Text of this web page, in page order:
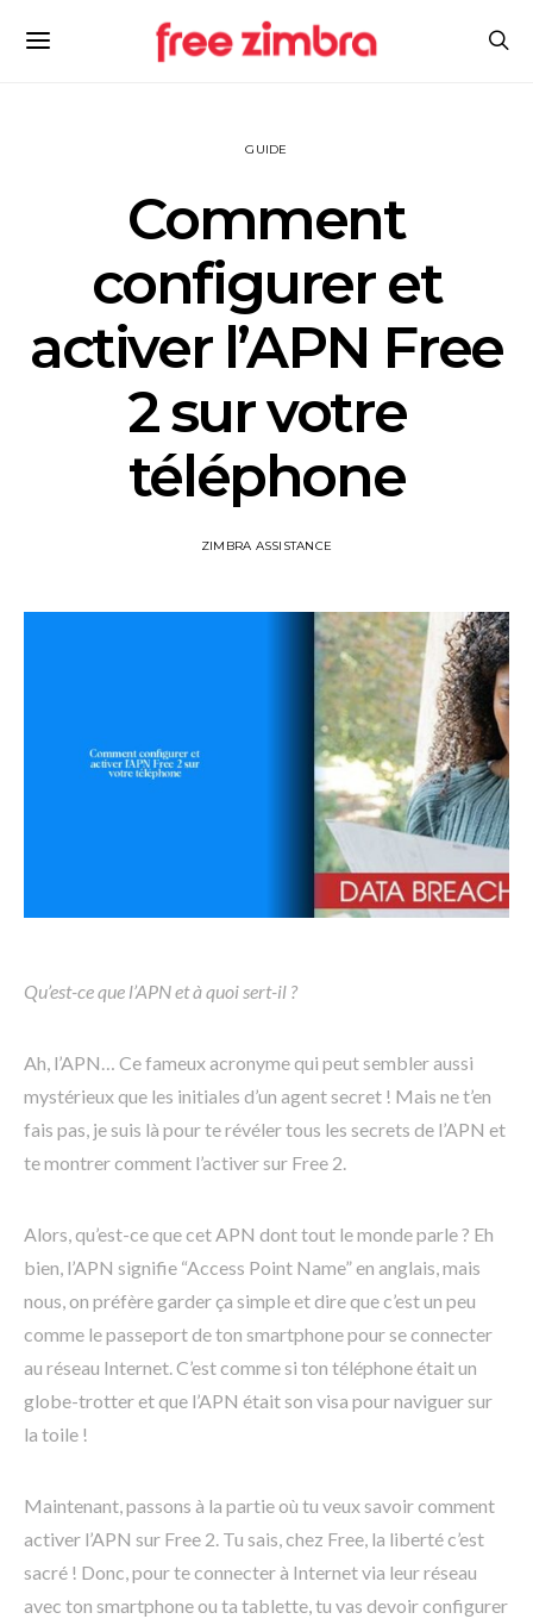
GUIDE
Comment
configurer et
activer l’APN Free
2 sur votre
téléphone
ZIMBRA ASSISTANCE
Qu’est-ce que l’APN et à quoi sert-il ?
Ah, l’APN… Ce fameux acronyme qui peut sembler aussi
mystérieux que les initiales d’un agent secret ! Mais ne t’en
fais pas, je suis là pour te révéler tous les secrets de l’APN et
te montrer comment l’activer sur Free 2.
Alors, qu’est-ce que cet APN dont tout le monde parle ? Eh
bien, l’APN signifie “Access Point Name” en anglais, mais
nous, on préfère garder ça simple et dire que c’est un peu
comme le passeport de ton smartphone pour se connecter
au réseau Internet. C’est comme si ton téléphone était un
globe-trotter et que l’APN était son visa pour naviguer sur
la toile !
Maintenant, passons à la partie où tu veux savoir comment
activer l’APN sur Free 2. Tu sais, chez Free, la liberté c’est
sacré ! Donc, pour te connecter à Internet via leur réseau
avec ton smartphone ou ta tablette, tu vas devoir configurer